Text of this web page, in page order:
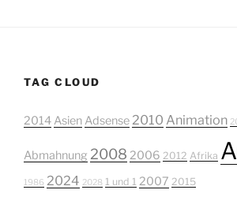
TAG CLOUD
2014 Asien Adsense 2010 Animation
Abmahnung 2008 2006 2012 Afrika
1986 2024 2028 1 und 1 2007 2015